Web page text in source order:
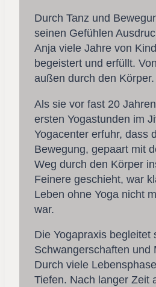
Durch Tanz und
seinen Gefühlen
Anja viele Jahre von
begeistert und erfüllt.
außen durch den Körper.
Als sie vor fast 20
ersten Yogastunden im
Yogacenter erfuhr, dass
Bewegung, gepaart mit
Weg durch den Körper
Feinere geschieht, war
Leben ohne Yoga nicht
war.
Die Yogapraxis begleitet
Schwangerschaften und
Durch viele
Tiefen. Nach langer Zeit